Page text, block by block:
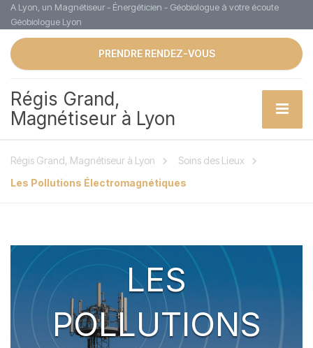
A Lyon, un Magnétiseur - Énergéticien - Géobiologue à votre écoute
Géobiologue Lyon
PRENDRE RENDEZ-VOUS
Régis Grand,
Magnétiseur à Lyon
Régis Grand, Magnétiseur à Lyon
Soins des Lieux
Les Pollutions Électromagnétiques
LES
POLLUTIONS